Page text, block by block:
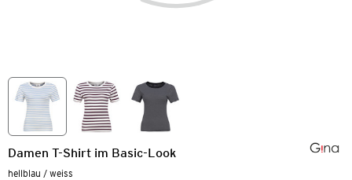
Damen T-Shirt im Basic-Look
hellblau / weiss